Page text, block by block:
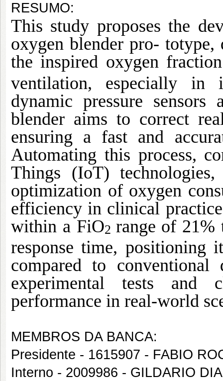
RESUMO:
This study proposes the
oxygen blender pro-
the inspired oxygen
ventilation, especially in
dynamic pressure
blender aims to correct
ensuring a fast and
Automating this process,
Things (IoT)
optimization of oxygen
efficiency in clinical
within a FiO2 range of
response time, positioning
compared to
experimental tests and
performance in real-world
MEMBROS DA BANCA:
Presidente - 1615907 - FABIO
Interno - 2009986 - GILDARIO